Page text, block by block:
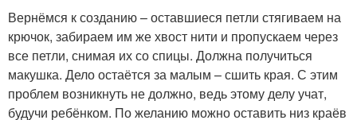
Вернёмся к созданию – оставшиеся петли стягиваем на
крючок, забираем им же хвост нити и пропускаем через
все петли, снимая их со спицы. Должна получиться
макушка. Дело остаётся за малым – сшить края. С этим
проблем возникнуть не должно, ведь этому делу учат,
будучи ребёнком. По желанию можно оставить низ краёв